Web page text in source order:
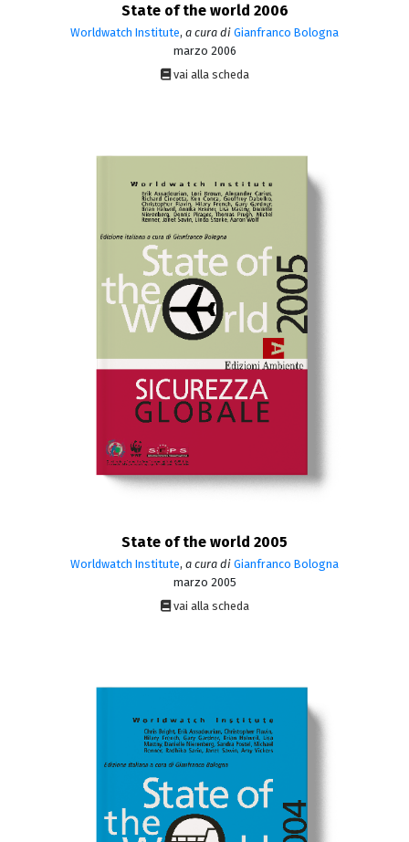
State of the world 2006
Worldwatch Institute, a cura di Gianfranco Bologna
marzo 2006
vai alla scheda
State of the world 2005
Worldwatch Institute, a cura di Gianfranco Bologna
marzo 2005
vai alla scheda